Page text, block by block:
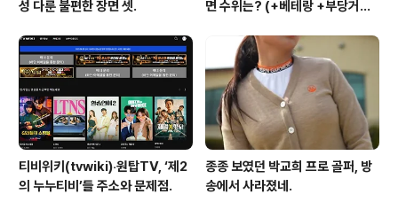
성 다룬 불편한 장면 셋.
면 수위는? (+베테랑 +부당거래
티비위키(tvwiki)‧원탑TV, ‘제2
의 누누티비’들 주소와 문제점.
종종 보였던 박교희 프로 골퍼, 방
송에서 사라졌네.